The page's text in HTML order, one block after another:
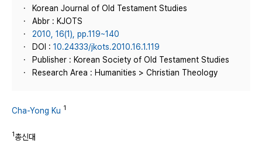
Korean Journal of Old Testament Studies
Abbr : KJOTS
2010, 16(1), pp.119~140
DOI : 10.24333/jkots.2010.16.1.119
Publisher : Korean Society of Old Testament Studies
Research Area : Humanities > Christian Theology
Cha-Yong Ku 1
1총신대